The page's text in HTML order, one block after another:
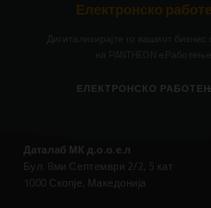
Електронско
Дигитализирајте го вашиот бизнис
на PANTHEON еРаботење.
ЕЛЕКТРОНСКО
Даталаб МК д.о.о.е.л
Бул. 8ми Септември 2/2, 5 кат
1000 Скопје, Македонија